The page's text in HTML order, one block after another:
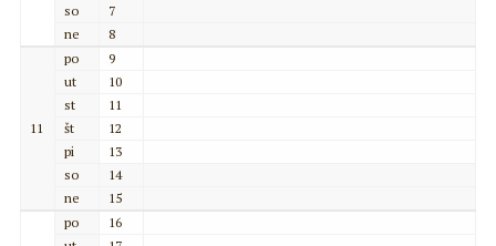
so
7
ne
8
11
po
9
ut
10
st
11
št
12
pi
13
so
14
ne
15
po
16